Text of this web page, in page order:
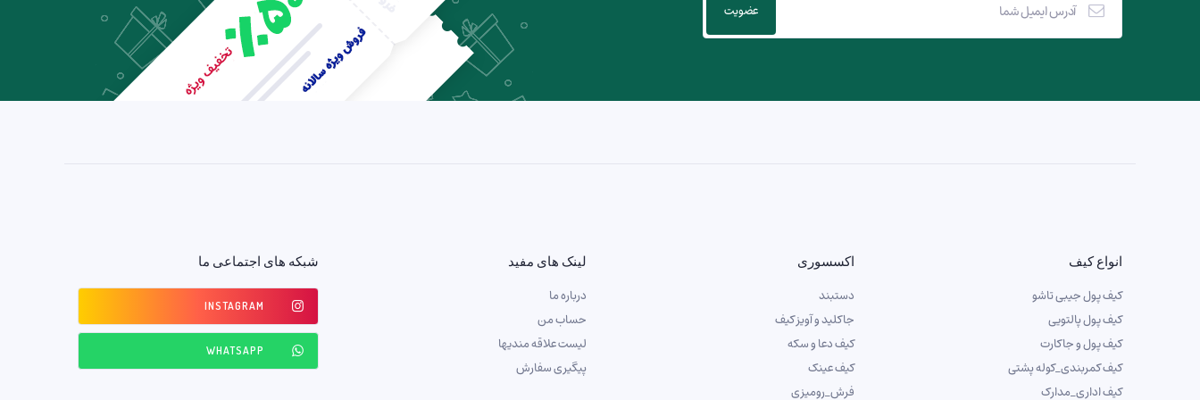
انواع کیف
کیف پول جیبی تاشو
کیف پول پالتویی
کیف پول و جاکارت
کیف کمربندی_کوله پشتی
کیف اداری_مدارک
اکسسوری
دستبند
جاکلید و آویز کیف
کیف دعا و سکه
کیف عینک
فرش_رومیزی
لینک های مفید
درباره ما
حساب من
لیست علاقه مندیها
پیگیری سفارش
شبکه های اجتماعی ما
INSTAGRAM
WHATSAPP